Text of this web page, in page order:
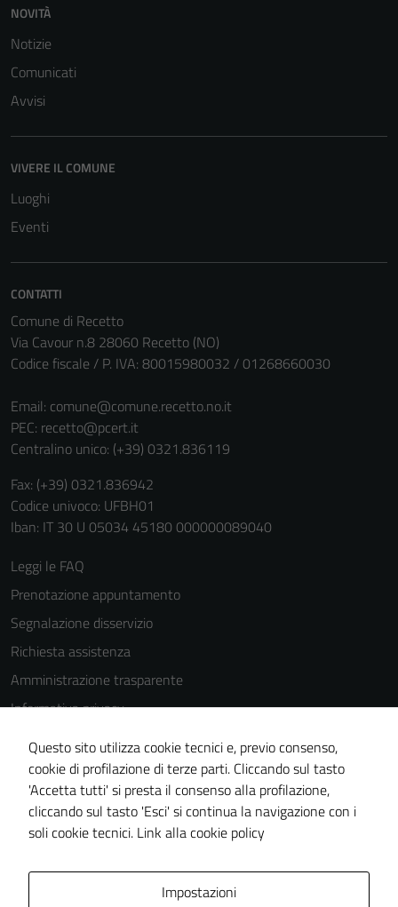
NOVITÀ
Notizie
Comunicati
Avvisi
VIVERE IL COMUNE
Luoghi
Eventi
CONTATTI
Comune di Recetto
Via Cavour n.8 28060 Recetto (NO)
Codice fiscale / P. IVA: 80015980032 / 01268660030
Email: comune@comune.recetto.no.it
PEC: recetto@pcert.it
Centralino unico: (+39) 0321.836119
Fax: (+39) 0321.836942
Codice univoco: UFBH01
Iban: IT 30 U 05034 45180 000000089040
Leggi le FAQ
Prenotazione appuntamento
Segnalazione disservizio
Richiesta assistenza
Amministrazione trasparente
Informativa privacy
Cookie Policy
Note legali
Dichiarazione di accessibilità
Piano di miglioramento del sito
Questo sito utilizza cookie tecnici e, previo consenso,
cookie di profilazione di terze parti. Cliccando sul tasto
'Accetta tutti' si presta il consenso alla profilazione,
cliccando sul tasto 'Esci' si continua la navigazione con i
soli cookie tecnici. Link alla cookie policy
Impostazioni
essere